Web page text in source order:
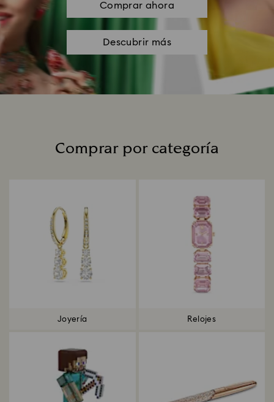
Comprar ahora
Descubrir más
Comprar por categoría
Joyería Relojes